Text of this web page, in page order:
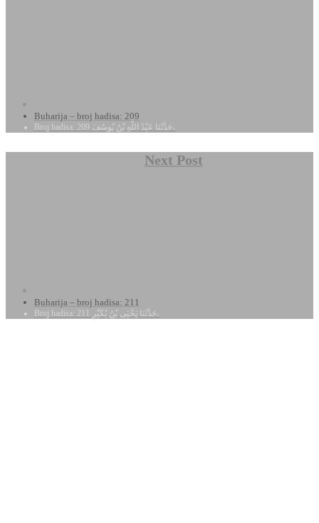
Buharija – broj hadisa: 209
Broj hadisa: 209 حَدَّثَنَا عَبْدُ اللَّهِ بْنُ يُوسُفَ،
Next Post
Buharija – broj hadisa: 211
Broj hadisa: 211 حَدَّثَنَا يَحْيَى بْنُ بُكَيْرٍ،